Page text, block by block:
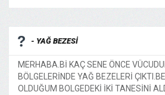
- YAĞ BEZESİ
MERHABA.Bİ KAÇ SENE ÖNCE
BÖLGELERİNDE YAĞ BEZELERİ
OLDUĞUM BOLGEDEKİ İKİ TANESİNİ